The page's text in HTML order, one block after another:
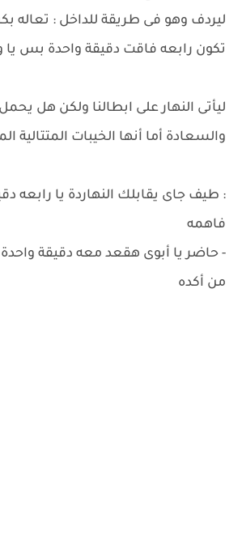
ليردف وهو فى طريقة للداخل : تعاله
تكون رابعه فاقت دقيقة واحدة بس يا
ليأتى النهار على ابطالنا ولكن هل
والسعادة أما أنها الخيبات المتتالية
: طيف جاى يقابلك النهاردة يا رابعه
فاهمه
- حاضر يا أبوى هقعد معه دقيقة
من أكده